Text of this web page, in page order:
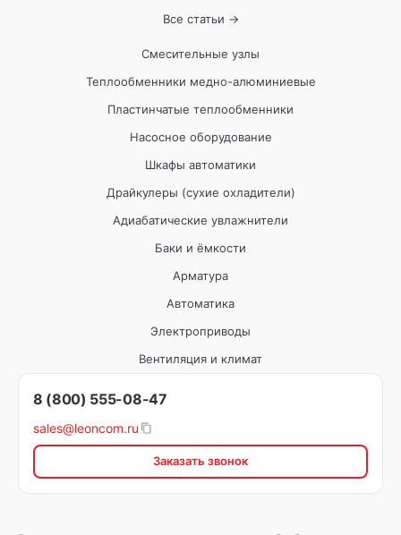
Все статьи →
Смесительные узлы
Теплообменники медно-алюминиевые
Пластинчатые теплообменники
Насосное оборудование
Шкафы автоматики
Драйкулеры (сухие охладители)
Адиабатические увлажнители
Баки и ёмкости
Арматура
Автоматика
Электроприводы
Вентиляция и климат
8 (800) 555-08-47
sales@leoncom.ru
Заказать звонок